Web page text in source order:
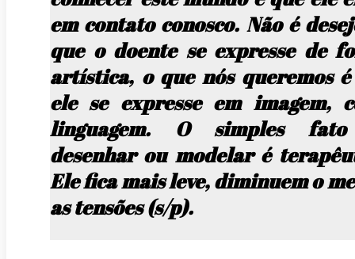
em contato conosco. Não é
que o doente se expresse de
artística, o que nós queremos
ele se expresse em imagem,
linguagem. O simples
desenhar ou modelar é
Ele fica mais leve, diminuem o
as tensões (s/p).